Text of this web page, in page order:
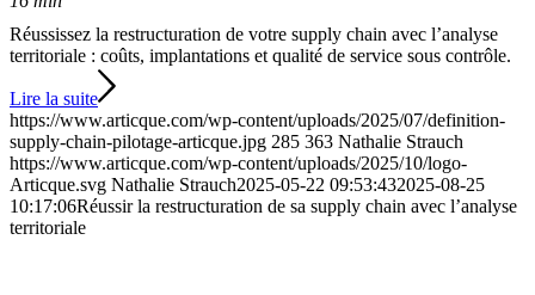
Réussissez la restructuration de votre supply chain avec l’analyse
territoriale : coûts, implantations et qualité de service sous contrôle.
Lire la suite
https://www.articque.com/wp-content/uploads/2025/07/definition-
supply-chain-pilotage-articque.jpg 285 363 Nathalie Strauch
https://www.articque.com/wp-content/uploads/2025/10/logo-
Articque.svg Nathalie Strauch2025-05-22 09:53:432025-08-25
10:17:06Réussir la restructuration de sa supply chain avec l’analyse
territoriale